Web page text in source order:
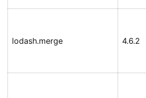
lodash.merge 4.6.2